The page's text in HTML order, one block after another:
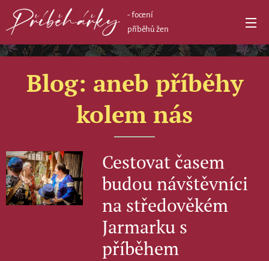
- focení
příběhů žen
Blog: aneb příběhy
kolem nás
Cestovat časem
budou návštěvníci
na středověkém
Jarmarku s
příběhem